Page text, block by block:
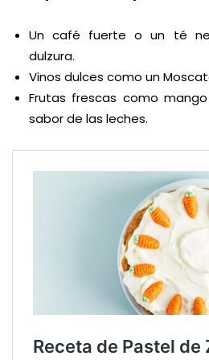
Un café fuerte o un té
dulzura.
Vinos dulces como un
Frutas frescas como
sabor de las leches.